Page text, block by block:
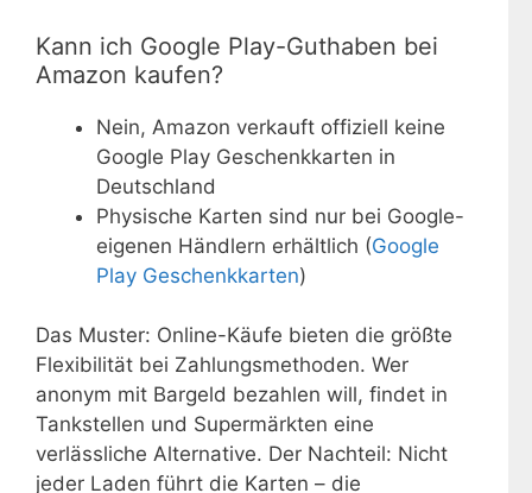
Kann ich Google Play-Guthaben bei
Amazon kaufen?
Nein, Amazon verkauft offiziell keine
Google Play Geschenkkarten in
Deutschland
Physische Karten sind nur bei Google-
eigenen Händlern erhältlich (Google
Play Geschenkkarten)
Das Muster: Online-Käufe bieten die größte
Flexibilität bei Zahlungsmethoden. Wer
anonym mit Bargeld bezahlen will, findet in
Tankstellen und Supermärkten eine
verlässliche Alternative. Der Nachteil: Nicht
jeder Laden führt die Karten – die